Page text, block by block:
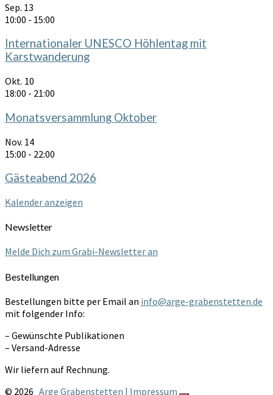
Sep. 13
10:00 - 15:00
Internationaler UNESCO Höhlentag mit
Karstwanderung
Okt. 10
18:00 - 21:00
Monatsversammlung Oktober
Nov. 14
15:00 - 22:00
Gästeabend 2026
Kalender anzeigen
Newsletter
Melde Dich zum Grabi-Newsletter an
Bestellungen
Bestellungen bitte per Email an info@arge-grabenstetten.de
mit folgender Info:
– Gewünschte Publikationen
– Versand-Adresse
Wir liefern auf Rechnung.
© 2026 Arge Grabenstetten | Impressum